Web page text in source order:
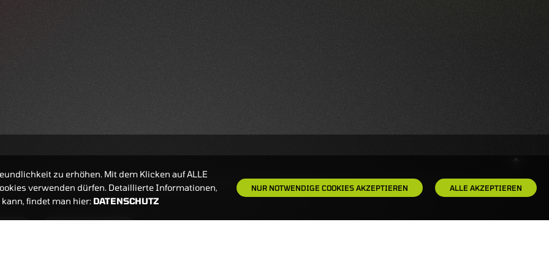
zu erhöhen. Mit dem Klicken auf ALLE
verwenden dürfen. Detaillierte Informationen,
findet man hier: DATENSCHUTZ
NUR NOTWENDIGE COOKIES AKZEPTIEREN ALLE AKZEPTIEREN